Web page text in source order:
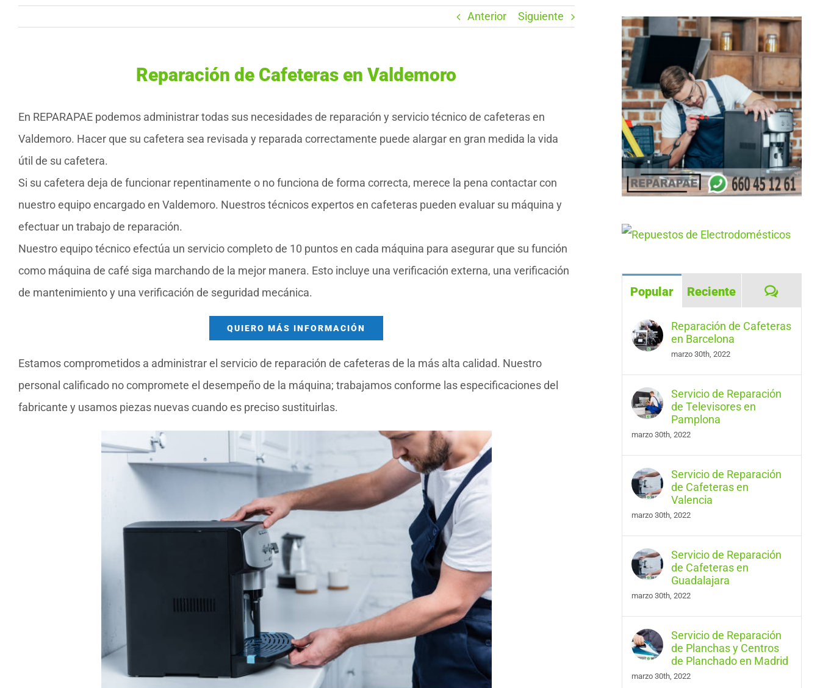
Anterior Siguiente
Reparación de Cafeteras en Valdemoro
En REPARAPAE podemos administrar todas sus necesidades de reparación y servicio técnico de cafeteras en
Valdemoro. Hacer que su cafetera sea revisada y reparada correctamente puede alargar en gran medida la vida
útil de su cafetera.
Si su cafetera deja de funcionar repentinamente o no funciona de forma correcta, merece la pena contactar con
nuestro equipo encargado en Valdemoro. Nuestros técnicos expertos en cafeteras pueden evaluar su máquina y
efectuar un trabajo de reparación.
Nuestro equipo técnico efectúa un servicio completo de 10 puntos en cada máquina para asegurar que su función
como máquina de café siga marchando de la mejor manera. Esto incluye una verificación externa, una verificación
de mantenimiento y una verificación de seguridad mecánica.
QUIERO MÁS INFORMACIÓN
Estamos comprometidos a administrar el servicio de reparación de cafeteras de la más alta calidad. Nuestro
personal calificado no compromete el desempeño de la máquina; trabajamos conforme las especificaciones del
fabricante y usamos piezas nuevas cuando es preciso sustituirlas.
Popular Reciente
Reparación de Cafeteras
en Barcelona
marzo 30th, 2022
Servicio de Reparación
de Televisores en
Pamplona
marzo 30th, 2022
Servicio de Reparación
de Cafeteras en
Valencia
marzo 30th, 2022
Servicio de Reparación
de Cafeteras en
Guadalajara
marzo 30th, 2022
Servicio de Reparación
de Planchas y Centros
de Planchado en Madrid
marzo 30th, 2022